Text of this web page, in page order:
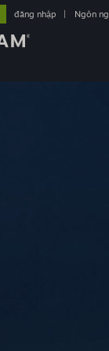
đăng nhập Ngôn